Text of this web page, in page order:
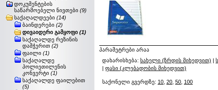
დოკუმენტების
საწარმოებელი ნივთები (9)
საქაღალდეები (14)
ბაინდერები (2)
დივაიდერი გამყოფი (1)
საქაღალდე რეზინის
დამჭერით (2)
ფაილი (1)
საქაღალდე
პოლიეთილენის
კონვერტი (1)
საქაღალდე ფაილებით
(5)
პარამეტრები არაა
დახარისხება: სახელი (ზრდის მიხედვით) |
| ფასი (კლებადობის მიხედვით)
საქონელი გვერდზე: 10 20 50 100